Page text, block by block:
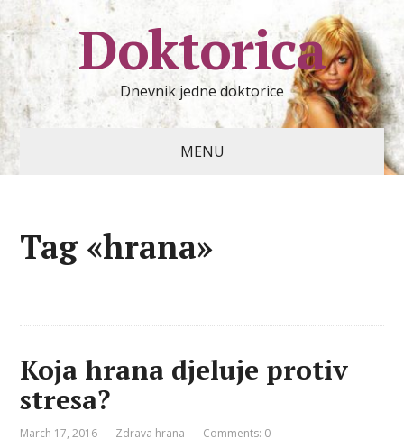
Doktorica
Dnevnik jedne doktorice
MENU
Tag «hrana»
Koja hrana djeluje protiv
stresa?
March 17, 2016 Zdrava hrana Comments: 0